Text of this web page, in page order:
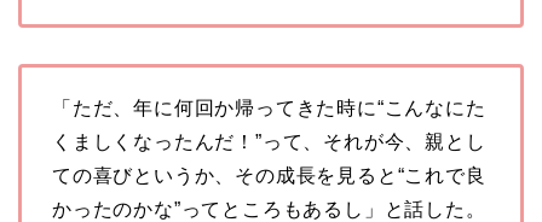
10年！
岩堀せりと夫のGLAY・T
AKUROの結婚馴れ初め
「ただ、年に何回か帰ってきた時に“こんなにた
くましくなったんだ！”って、それが今、親とし
ての喜びというか、その成長を見ると“これで良
かったのかな”ってところもあるし」と話した。